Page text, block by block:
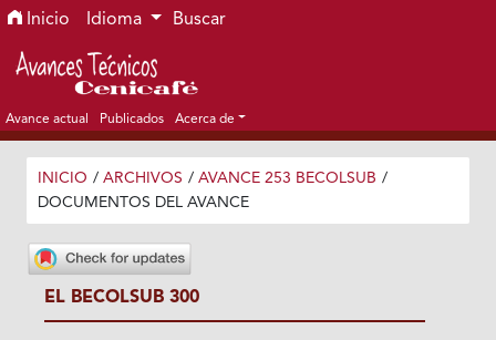
Ir al menú de navegación principal
Ir al contenido principal
Ir al pie de página del sitio
Inicio Idioma Buscar
Avance actual Publicados Acerca de
INICIO / ARCHIVOS / AVANCE 253 BECOLSUB /
DOCUMENTOS DEL AVANCE
EL BECOLSUB 300